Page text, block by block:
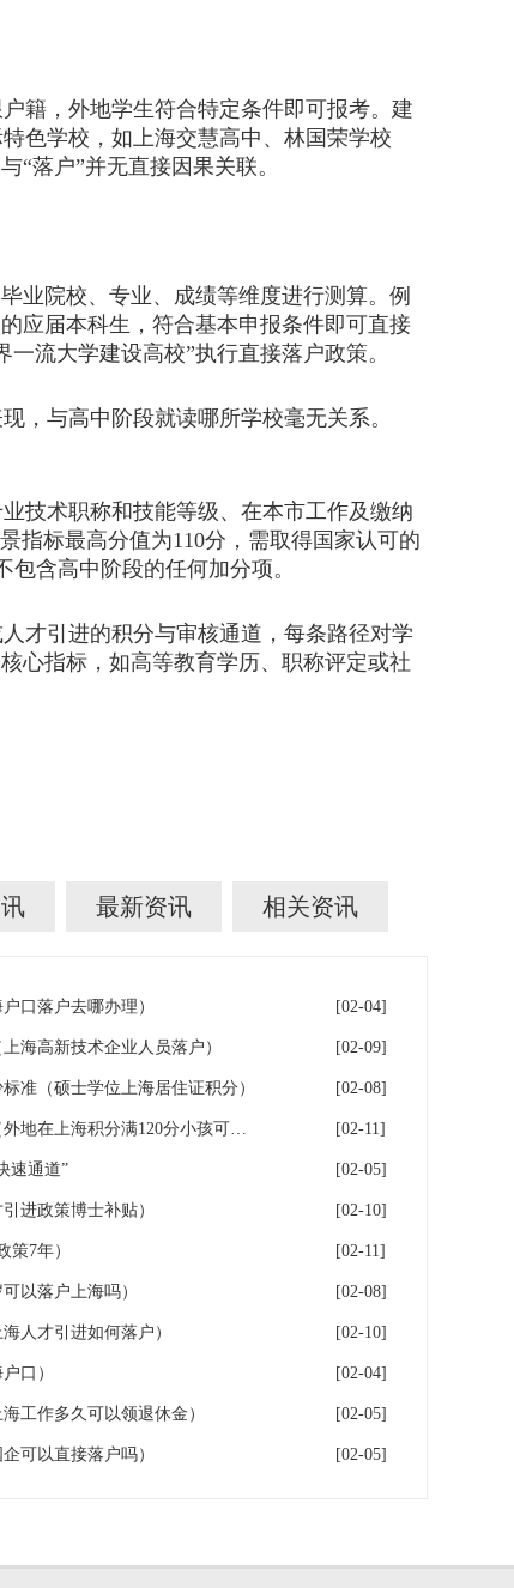
籍，外地学生符合特定条件即可报考。建
色学校，如上海交慧高中、林国荣学校
“落户”并无直接因果关联。
院校、专业、成绩等维度进行测算。例
应届本科生，符合基本申报条件即可直接
流大学建设高校”执行直接落户政策。
与高中阶段就读哪所学校毫无关系。
技术职称和技能等级、在本市工作及缴纳
指标最高分值为110分，需取得国家认可的
含高中阶段的任何加分项。
才引进的积分与审核通道，每条路径对学
心指标，如高等教育学历、职称评定或社
最新资讯 相关资讯
口落户去哪办理） [02-04]
海高新技术企业人员落户） [02-09]
准（硕士学位上海居住证积分） [02-08]
落户上海：一分绊倒多少外地生（外地在上海积分满120分小孩可以考上海大学吗） [02-11]
速通道” [02-05]
进政策博士补贴） [02-10]
策7年） [02-11]
以落户上海吗） [02-08]
人才引进如何落户） [02-10]
口） [02-04]
工作多久可以领退休金） [02-05]
可以直接落户吗） [02-05]